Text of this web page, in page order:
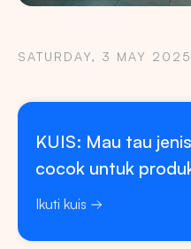
SATURDAY, 3 MAY 2025
KUIS: Mau tau
cocok untuk
Ikuti kuis